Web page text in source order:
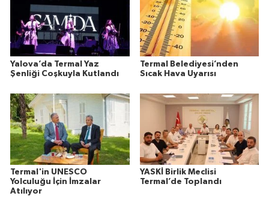
Yalova’da Termal Yaz
Şenliği Coşkuyla Kutlandı
Termal Belediyesi’nden
Sıcak Hava Uyarısı
Termal'in UNESCO
Yolculuğu İçin İmzalar
Atılıyor
YASKİ Birlik Meclisi
Termal’de Toplandı